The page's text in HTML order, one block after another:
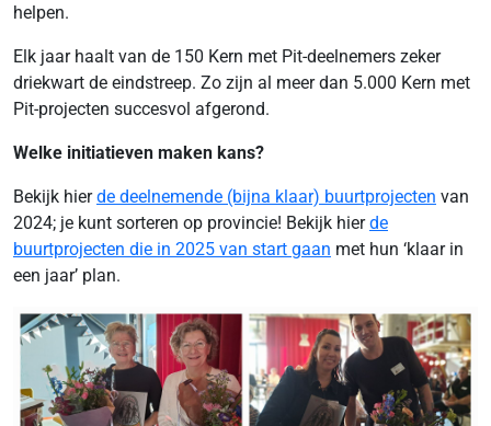
helpen.
Elk jaar haalt van de 150 Kern met Pit-deelnemers zeker
driekwart de eindstreep. Zo zijn al meer dan 5.000 Kern met
Pit-projecten succesvol afgerond.
Welke initiatieven maken kans?
Bekijk hierde deelnemende (bijna klaar) buurtprojecten van
2024; je kunt sorteren op provincie! Bekijk hierde
buurtprojecten die in 2025 van start gaan met hun ‘klaar in
een jaar’ plan.